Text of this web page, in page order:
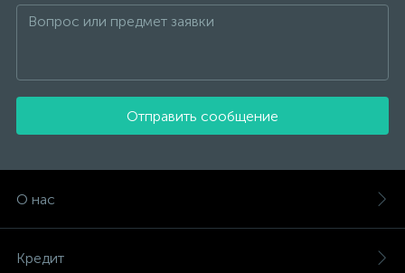
Отправить сообщение
О нас
Кредит